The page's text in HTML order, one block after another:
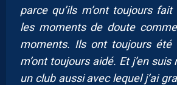
parce qu’ils m’ont toujours
les moments de doute
moments. Ils ont toujours été
m’ont toujours aidé. Et j’en suis
un club aussi avec lequel j’ai